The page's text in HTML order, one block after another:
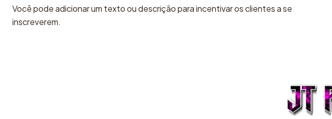
Você pode adicionar um texto ou descrição para incentivar os clientes a se
inscreverem.